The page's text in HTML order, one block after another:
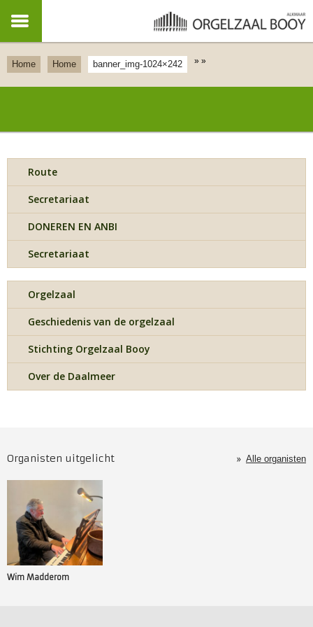
Home »
Home »
banner_img-1024×242
Route
Secretariaat
DONEREN EN ANBI
Secretariaat
Orgelzaal
Geschiedenis van de orgelzaal
Stichting Orgelzaal Booy
Over de Daalmeer
Organisten uitgelicht Alle organisten
Wim Madderom